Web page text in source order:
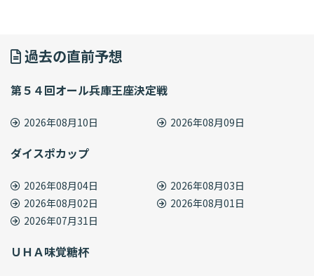
過去の直前予想
第５４回オール兵庫王座決定戦
2026年08月10日 2026年08月09日
ダイスポカップ
2026年08月04日
2026年08月03日
2026年08月02日
2026年08月01日
2026年07月31日
ＵＨＡ味覚糖杯